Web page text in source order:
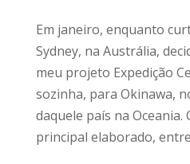
Em janeiro, enquanto
Sydney, na Austrália,
meu projeto Expedição
sozinha, para Okinawa,
daquele país na
principal elaborado,